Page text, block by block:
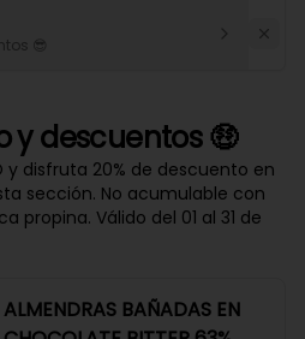
😎
y descuentos 🤑
y disfruta 20% de descuento en
sección. No acumulable con
propina. Válido del 01 al 31 de
ALMENDRAS BAÑADAS EN